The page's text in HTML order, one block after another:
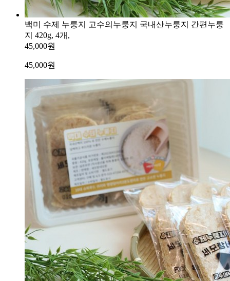
백미 수제 누룽지 고수의누룽지 국내산누룽지 간편누룽
지 420g, 4개,
45,000원
45,000원